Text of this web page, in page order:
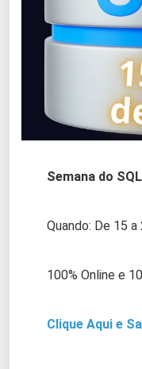
Semana do SQL
Quando: De 15
100% Online e
Clique Aqui e